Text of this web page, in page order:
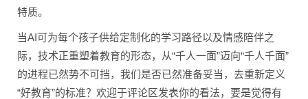
特质。
当AI可为每个孩子供给定制化的学习路径以及情感陪伴之
际，技术正重塑着教育的形态，从“千人一面”迈向“千人千面”
的进程已然势不可挡，我们是否已然准备妥当，去重新定义
“好教育”的标准？欢迎于评论区发表你的看法，要是觉得有